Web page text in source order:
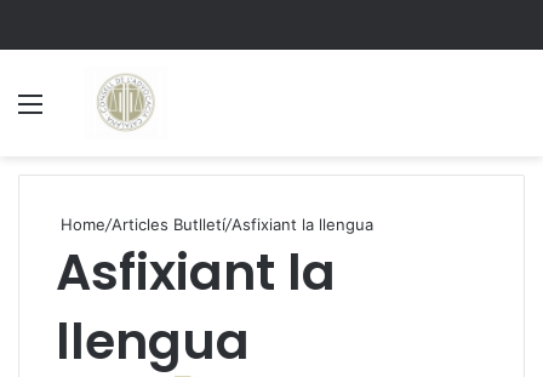
Home/Articles Butlletí/Asfixiant la llengua
Asfixiant la
llengua